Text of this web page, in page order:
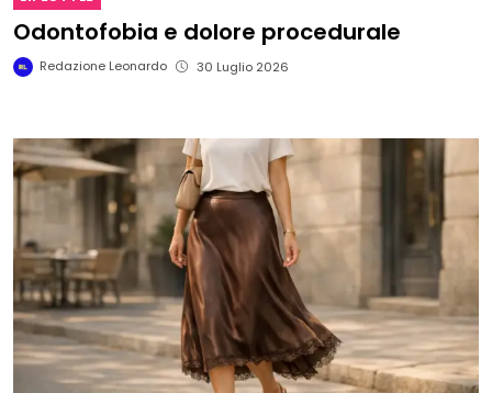
Odontofobia e dolore procedurale
Redazione Leonardo 30 Luglio 2026